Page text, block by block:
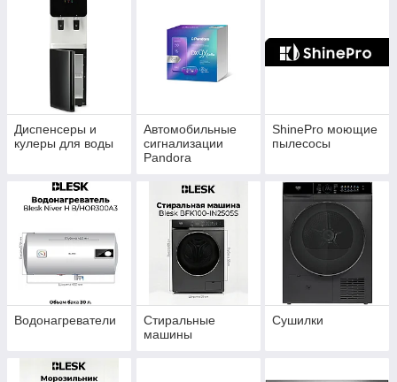
Диспенсеры и
кулеры для воды
Автомобильные
сигнализации
Pandora
ShinePro моющие
пылесосы
Водонагреватели
Стиральные
машины
Сушилки